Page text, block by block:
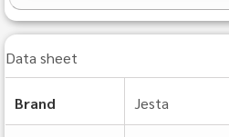
Data sheet
Brand Jesta